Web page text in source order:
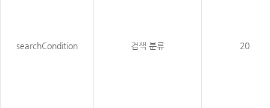
searchCondition 검색 분류 20